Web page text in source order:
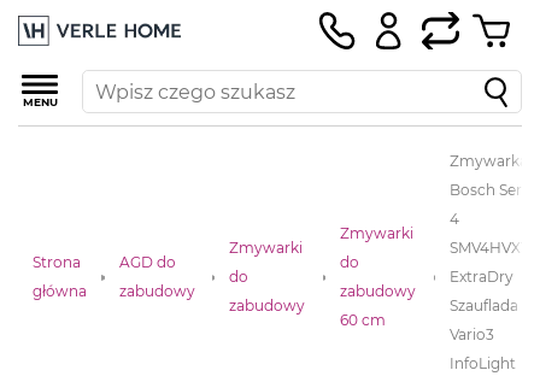
MENU
Strona
główna
AGD do
zabudowy
Zmywarki
do
zabudowy
Zmywarki
do
zabudowy
60 cm
Zmywarka
Bosch Serie
4
SMV4HVX11E
ExtraDry
Szauflada
Vario3
InfoLight